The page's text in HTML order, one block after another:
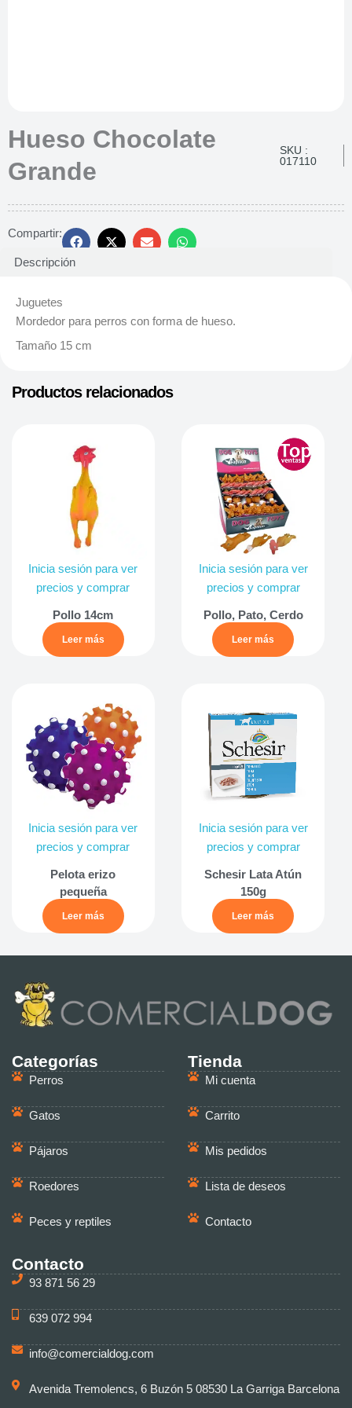
Hueso Chocolate
Grande
SKU :
017110
Compartir:
Descripción
Juguetes
Mordedor para perros con forma de hueso.
Tamaño 15 cm
Productos relacionados
Inicia sesión para ver
precios y comprar
Pollo 14cm
Leer más
Inicia sesión para ver
precios y comprar
Pollo, Pato, Cerdo
Leer más
Inicia sesión para ver
precios y comprar
Pelota erizo
pequeña
Leer más
Inicia sesión para ver
precios y comprar
Schesir Lata Atún
150g
Leer más
Categorías
Perros
Gatos
Pájaros
Roedores
Peces y reptiles
Tienda
Mi cuenta
Carrito
Mis pedidos
Lista de deseos
Contacto
Contacto
93 871 56 29
639 072 994
info@comercialdog.com
Avenida Tremolencs, 6 Buzón 5 08530 La Garriga Barcelona